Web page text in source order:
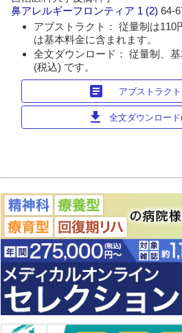
鼻アレルギーフロンティア 1 (2)64-
アブストラクト： 従量制は110
は基本料金に含まれます。
全文ダウンロード： 従量制、
(税込) です。
article アブストラク
download 全文ダウンロー